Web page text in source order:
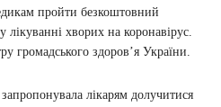
пройти безкоштовний
хворих на коронавірус.
громадського здоров’я України.
лікарям долучитися